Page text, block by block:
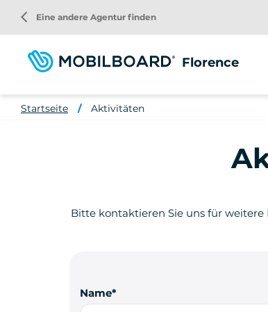
zum
Inhalt
Florence
arrow_back_ios Eine andere Agentur finden
Startseite Aktivitäten
Bitte kontaktieren Sie uns für
Name